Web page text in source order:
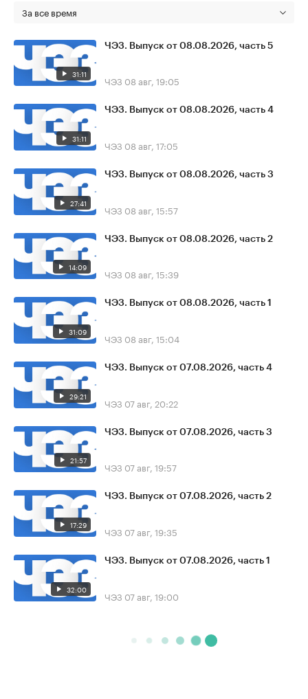
За все время
31:11
ЧЭЗ. Выпуск от 08.08.2026, часть 5
ЧЭЗ 08 авг, 19:05
31:11
ЧЭЗ. Выпуск от 08.08.2026, часть 4
ЧЭЗ 08 авг, 17:05
27:41
ЧЭЗ. Выпуск от 08.08.2026, часть 3
ЧЭЗ 08 авг, 15:57
14:09
ЧЭЗ. Выпуск от 08.08.2026, часть 2
ЧЭЗ 08 авг, 15:39
31:09
ЧЭЗ. Выпуск от 08.08.2026, часть 1
ЧЭЗ 08 авг, 15:04
29:21
ЧЭЗ. Выпуск от 07.08.2026, часть 4
ЧЭЗ 07 авг, 20:22
21:57
ЧЭЗ. Выпуск от 07.08.2026, часть 3
ЧЭЗ 07 авг, 19:57
17:29
ЧЭЗ. Выпуск от 07.08.2026, часть 2
ЧЭЗ 07 авг, 19:35
32:00
ЧЭЗ. Выпуск от 07.08.2026, часть 1
ЧЭЗ 07 авг, 19:00